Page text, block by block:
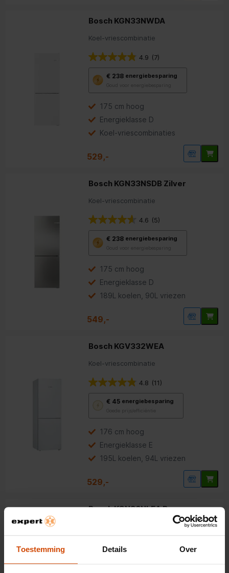
Toestemming Details Over
Bosch KGN33NWDA
Koel-vriescombinatie
4.9 (7)
€ 238 energiebesparing
Goud voor energiebesparing
deze
Youreko’s
voor
energiebesparing.
175 cm hoog
Energieklasse D
Koel-vriescombinaties
529,-
Bosch KGN33NSDB Zilver
Koel-vriescombinatie
4.6 (5)
€ 238 energiebesparing
Goud voor energiebesparing
deze
Youreko’s
voor
energiebesparing.
175 cm hoog
Energieklasse D
189L koelen, 90L vriezen
549,-
Bosch KGV332WEA
Koel-vriescombinatie
4.8 (11)
€ 45 energiebesparing
Goede prijs/efficiëntie
Youreko’s
voor
energiebesparing.
176 cm hoog
Energieklasse E
195L koelen, 94L vriezen
529,-
Bosch KGN36NLEA Rvs